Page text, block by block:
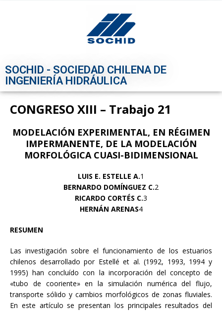
SOCHID - SOCIEDAD CHILENA DE
INGENIERÍA HIDRÁULICA
CONGRESO XIII – Trabajo 21
MODELACIÓN EXPERIMENTAL, EN RÉGIMEN
IMPERMANENTE, DE LA MODELACIÓN
MORFOLÓGICA CUASI-BIDIMENSIONAL
LUIS E. ESTELLE A.1
BERNARDO DOMÍNGUEZ C.2
RICARDO CORTÉS C.3
HERNÁN ARENAS4
RESUMEN
Las investigación sobre el funcionamiento de los estuarios
chilenos desarrollado por Estellé et al. (1992, 1993, 1994 y
1995) han concluído con la incorporación del concepto de
«tubo de cooriente» en la simulación numérica del flujo,
transporte sólido y cambios morfológicos de zonas fluviales.
En este artículo se presentan los principales resultados del